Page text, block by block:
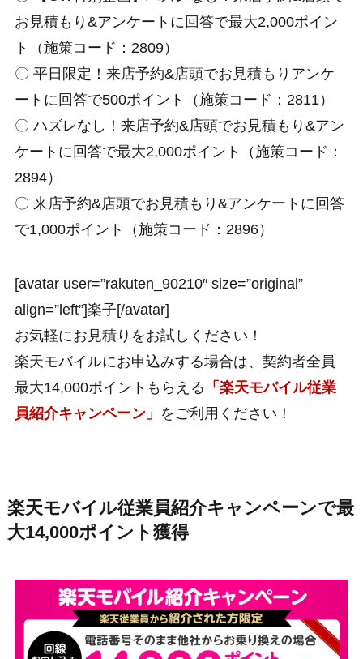
お見積もり&アンケートに回答で最大2,000ポイン
ト（施策コード：2809）
〇 平日限定！来店予約&店頭でお見積もりアンケ
ートに回答で500ポイント（施策コード：2811）
〇 ハズレなし！来店予約&店頭でお見積もり&アン
ケートに回答で最大2,000ポイント（施策コード：
2894）
〇 来店予約&店頭でお見積もり&アンケートに回答
で1,000ポイント（施策コード：2896）
[avatar user=”rakuten_90210″ size=”original”
align=”left”]楽子[/avatar]
お気軽にお見積りをお試しください！
楽天モバイルにお申込みする場合は、契約者全員
最大14,000ポイントもらえる 「楽天モバイル従業
員紹介キャンペーン」 をご利用ください！
楽天モバイル従業員紹介キャンペーンで最
大14,000ポイント獲得